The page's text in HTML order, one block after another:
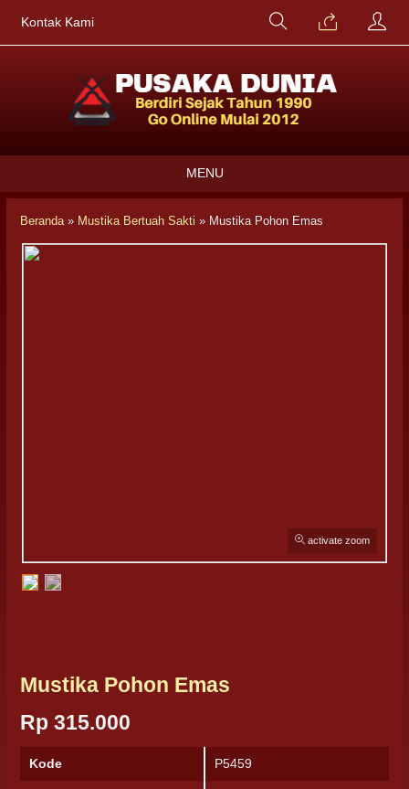
Kontak Kami
MENU
Beranda» Mustika Bertuah Sakti » Mustika Pohon Emas
activate zoom
Mustika Pohon Emas
Rp 315.000
Kode P5459